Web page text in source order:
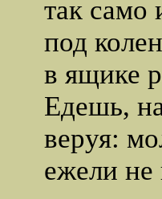
так само
под
в ящике
Едешь,
веруя:
ежели не